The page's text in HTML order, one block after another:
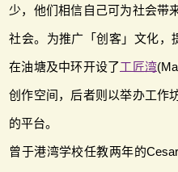
少，他们相信自己可为社会带
社会。为推广「创客」文化，
在油塘及中环开设了工匠湾
创作空间，后者则以举办工作
的平台。
曾于港湾学校任教两年的